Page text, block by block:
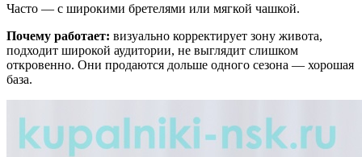
Часто — с широкими бретелями или мягкой чашкой.
Почему работает: визуально корректирует зону живота,
подходит широкой аудитории, не выглядит слишком
откровенно. Они продаются дольше одного сезона — хорошая
база.